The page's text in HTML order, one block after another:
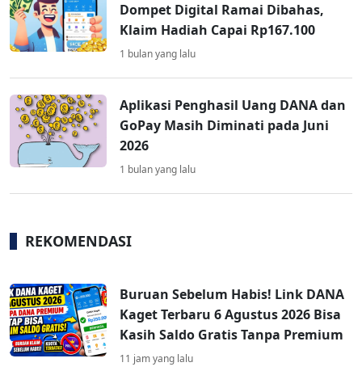
Dompet Digital Ramai Dibahas,
Klaim Hadiah Capai Rp167.100
1 bulan yang lalu
Aplikasi Penghasil Uang DANA dan
GoPay Masih Diminati pada Juni
2026
1 bulan yang lalu
REKOMENDASI
Buruan Sebelum Habis! Link DANA
Kaget Terbaru 6 Agustus 2026 Bisa
Kasih Saldo Gratis Tanpa Premium
11 jam yang lalu